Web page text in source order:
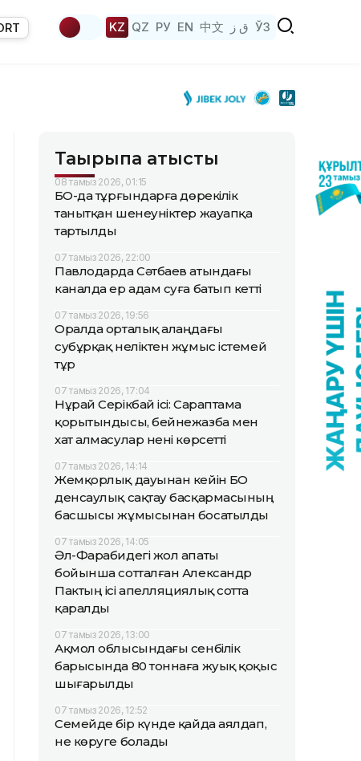
KZ QZ РУ EN 中文 ق ز ЎЗ
Тақырыпқа қатысты
08 тамыз 2026, 01:15
БҚО-да тұрғындарға дөрекілік
танытқан шенеуніктер жауапқа
тартылды
07 тамыз 2026, 22:00
Павлодарда Сәтбаев атындағы
каналда ер адам суға батып кетті
07 тамыз 2026, 19:56
Оралда орталық алаңдағы
субұрқақ неліктен жұмыс істемей
тұр
07 тамыз 2026, 17:04
Нұрай Серікбай ісі: Сараптама
қорытындысы, бейнежазба мен
хат алмасулар нені көрсетті
07 тамыз 2026, 14:14
Жемқорлық дауынан кейін БҚО
денсаулық сақтау басқармасының
басшысы жұмысынан босатылды
07 тамыз 2026, 14:05
Әл-Фарабидегі жол апаты
бойынша сотталған Александр
Пактың ісі апелляциялық сотта
қаралды
07 тамыз 2026, 13:00
Ақмол облысындағы сенбілік
барысында 80 тоннаға жуық қоқыс
шығарылды
07 тамыз 2026, 12:52
Семейде бір күнде қайда аялдап,
не көруге болады